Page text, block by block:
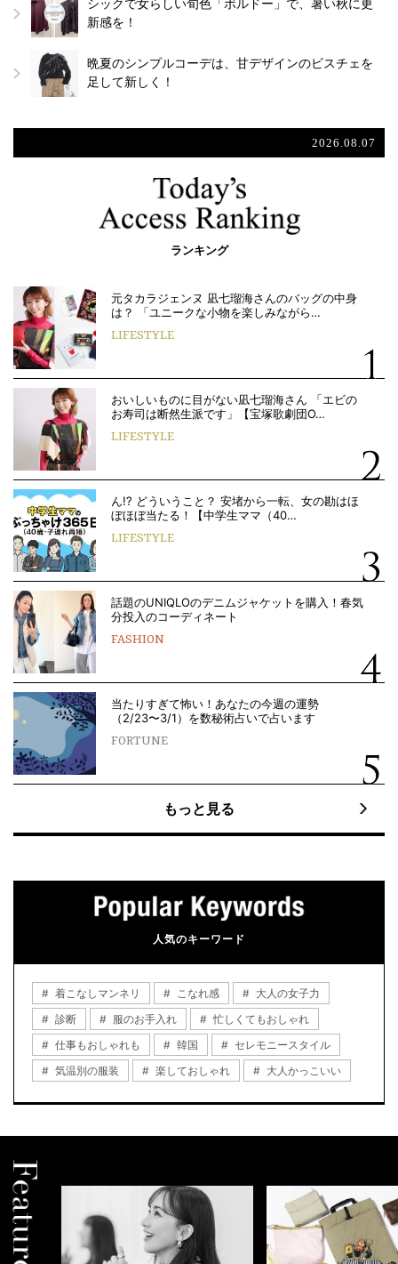
シックで女らしい旬色「ボルドー」で、暑い秋に更
新感を！
晩夏のシンプルコーデは、甘デザインのビスチェを
足して新しく！
2026.08.07
ランキング
元タカラジェンヌ 凪七瑠海さんのバッグの中身
は？ 「ユニークな小物を楽しみながら…
LIFESTYLE
おいしいものに目がない凪七瑠海さん 「エビの
お寿司は断然生派です」【宝塚歌劇団O…
LIFESTYLE
ん!? どういうこと？ 安堵から一転、女の勘はほ
ぼほぼ当たる！【中学生ママ（40…
LIFESTYLE
話題のUNIQLOのデニムジャケットを購入！春気
分投入のコーディネート
FASHION
当たりすぎて怖い！あなたの今週の運勢
（2/23〜3/1）を数秘術占いで占います
FORTUNE
もっと見る
人気のキーワード
着こなしマンネリ こなれ感
大人の女子力
診断
服のお手入れ
忙しくてもおしゃれ
仕事もおしゃれも
韓国
セレモニースタイル
気温別の服装
楽しておしゃれ 大人かっこいい